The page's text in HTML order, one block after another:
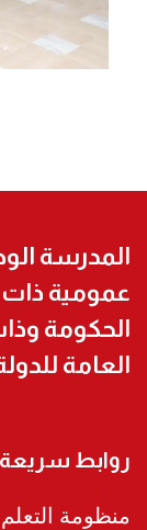
المدرسة
عمومية
الحكومة
العامة
روابط سريعة
منظومة